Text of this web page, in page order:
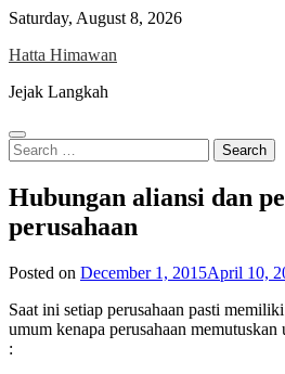
Skip
content
Saturday, August 8, 2026
Hatta Himawan
Jejak Langkah
Search
for:
Hubungan aliansi dan
perusahaan
Posted on December 1, 2015April 10,
Saat ini setiap perusahaan pasti
umum kenapa perusahaan
: